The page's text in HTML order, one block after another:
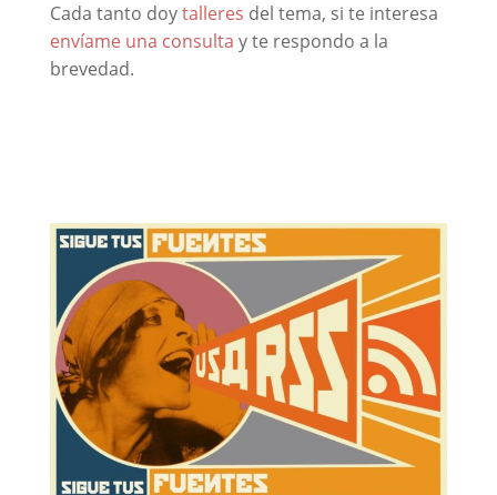
Cada tanto doytalleres del tema, si te interesa
envíame una consulta y te respondo a la
brevedad.